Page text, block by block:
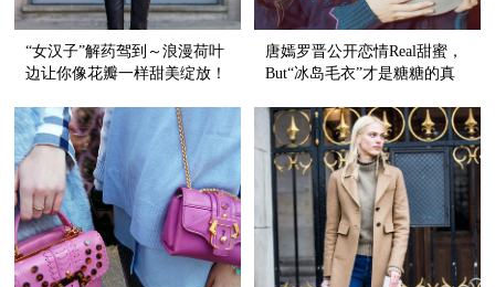
“女汉子”解药驾到～浪漫荷叶
边让你像花瓣一样甜美绽放！
唐嫣罗晋公开恋情Real甜蜜，
But“冰岛毛衣”才是糖糖的真